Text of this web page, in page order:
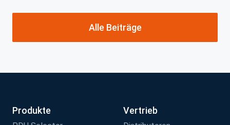
Alle Beiträge
Produkte Vertrieb